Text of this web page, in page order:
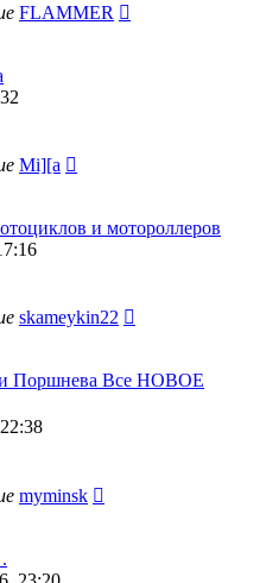
FLAMMER
Mi][a
и мотороллеров
skameykin22
Поршнева Все НОВОЕ
myminsk